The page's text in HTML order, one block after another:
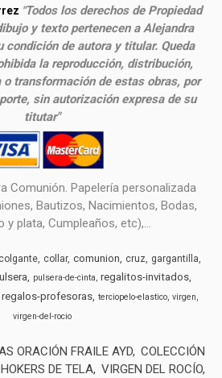
"Todos los derechos de Propiedad
y texto pertenecen a Alejandra
condición de autora y titular. Queda
la reproducción, distribución,
transformación de estas obras, por
sin autorización expresa de su
titutar"
Comunión. Papelería personalizada
Bautizos, Nacimientos, Bodas,
plata, Cumpleaños, etc),...
colgante collar comunion cruz gargantilla
pulsera-de-cinta regalitos-invitados
regalos-profesoras terciopelo-elastico virgen
virgen-del-rocio
ORACIÓN FRAILE AYD COLECCIÓN
DE TELA VIRGEN DEL ROCÍO